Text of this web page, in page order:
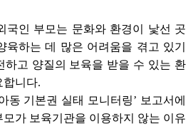
국인 부모는 문화와 환경이 낯선 곳
육하는 데 많은 어려움을 겪고 있기
하고 양질의 보육을 받을 수 있는 환
합니다.
동 기본권 실태 모니터링’ 보고서에
가 보육기관을 이용하지 않는 이유